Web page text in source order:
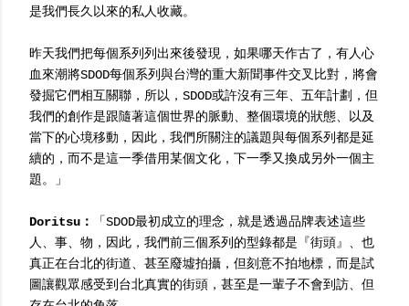
是我們長久以來的私人收藏。
昨天我們把每個系列列出來後發現，如果哪天作古了，有人心
血來潮將SDOD每個系列與台灣的重大新聞事件交叉比對，將會
發掘它們相互關聯，所以，SDOD或許沒有三年、五年計劃，但
我們的創作是跟隨著這個世界的脈動、整個環境的狀態、以及
當下的心境移動，因此，我們所關注的議題與每個系列都是延
續的，而不是這一季借用某個文化，下一季又換成另外一個主
題。」
Doritsu：
「SDOD最初成立的理念，就是透過品牌表述這些
人、事、物，因此，我們前三個系列的型錄都是『街頭』、也
真正在台北的街道、甚至廢墟拍攝，但刻意不拍地標，而是試
圖讓觀眾感受到台北真實的街頭，甚至是一輩子不會到訪、但